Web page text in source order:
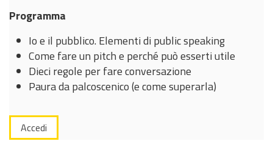
Programma
Io e il pubblico. Elementi di public speaking
Come fare un pitch e perché può esserti utile
Dieci regole per fare conversazione
Paura da palcoscenico (e come superarla)
Accedi